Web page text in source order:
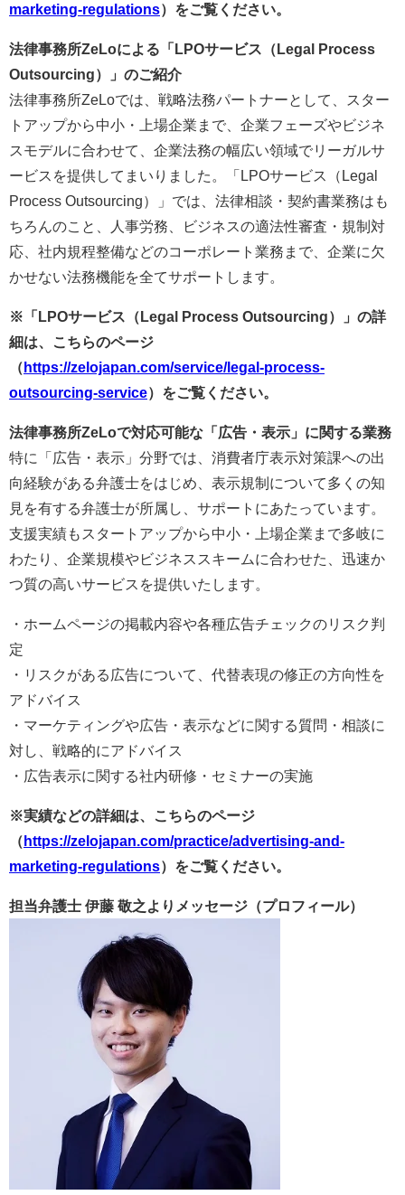
marketing-regulations）をご覧ください。
法律事務所ZeLoによる「LPOサービス（Legal Process
Outsourcing）」のご紹介
法律事務所ZeLoでは、戦略法務パートナーとして、スター
トアップから中小・上場企業まで、企業フェーズやビジネ
スモデルに合わせて、企業法務の幅広い領域でリーガルサ
ービスを提供してまいりました。「LPOサービス（Legal
Process Outsourcing）」では、法律相談・契約書業務はも
ちろんのこと、人事労務、ビジネスの適法性審査・規制対
応、社内規程整備などのコーポレート業務まで、企業に欠
かせない法務機能を全てサポートします。
※「LPOサービス（Legal Process Outsourcing）」の詳
細は、こちらのページ
（ https://zelojapan.com/service/legal-process-
outsourcing-service）をご覧ください。
法律事務所ZeLoで対応可能な「広告・表示」に関する業務
​特に「広告・表示」分野では、消費者庁表示対策課への出
向経験がある弁護士をはじめ、表示規制について多くの知
見を有する弁護士が所属し、サポートにあたっています。
支援実績もスタートアップから中小・上場企業まで多岐に
わたり、企業規模やビジネススキームに合わせた、迅速か
つ質の高いサービスを提供いたします。
・ホームページの掲載内容や各種広告チェックのリスク判
定
・リスクがある広告について、代替表現の修正の方向性を
アドバイス
・マーケティングや広告・表示などに関する質問・相談に
対し、戦略的にアドバイス
・広告表示に関する社内研修・セミナーの実施
※実績などの詳細は、こちらのページ
（ https://zelojapan.com/practice/advertising-and-
marketing-regulations）をご覧ください。
担当弁護士 伊藤 敬之よりメッセージ（プロフィール）